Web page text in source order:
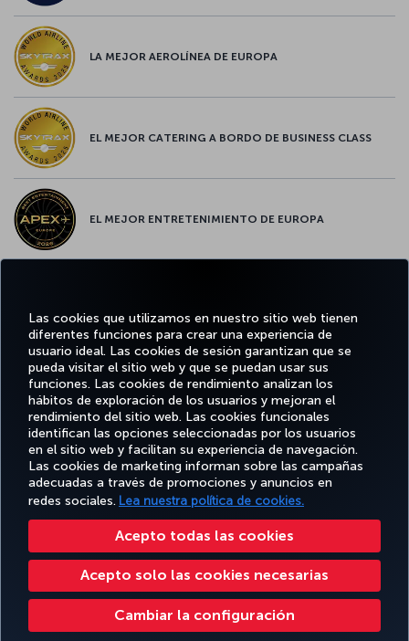
Las cookies que utilizamos en nuestro sitio web tienen
diferentes funciones para crear una experiencia de
usuario ideal. Las cookies de sesión garantizan que se
pueda visitar el sitio web y que se puedan usar sus
funciones. Las cookies de rendimiento analizan los
hábitos de exploración de los usuarios y mejoran el
rendimiento del sitio web. Las cookies funcionales
identifican las opciones seleccionadas por los usuarios
en el sitio web y facilitan su experiencia de navegación.
Las cookies de marketing informan sobre las campañas
adecuadas a través de promociones y anuncios en
redes sociales. Lea nuestra política de cookies.
Acepto todas las cookies
Acepto solo las cookies necesarias
Cambiar la configuración
LA MEJOR AEROLÍNEA DE EUROPA
EL MEJOR CATERING A BORDO DE BUSINESS CLASS
EL MEJOR ENTRETENIMIENTO DE EUROPA
Facebook
TwitterInstagram
YouTubeLinkedIn
TikTokBlog Pinterest
RESERVE Y
GESTIONE
DISFRUTE
DE
OFERTAS
Y
DESTINOS
AYUDA MILES&SMILES
Cambiar la configuración de cookies Programa de atención al cliente DOT de EE. UU.
Derechos de los interesados de la UE
Turkish Airlines Copyright © 1996 - 2026